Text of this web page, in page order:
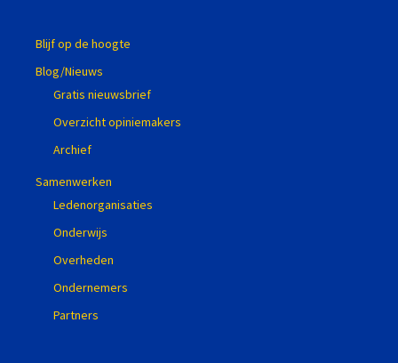
Blijf op de hoogte
Blog/Nieuws
Gratis nieuwsbrief
Overzicht opiniemakers
Archief
Samenwerken
Ledenorganisaties
Onderwijs
Overheden
Ondernemers
Partners